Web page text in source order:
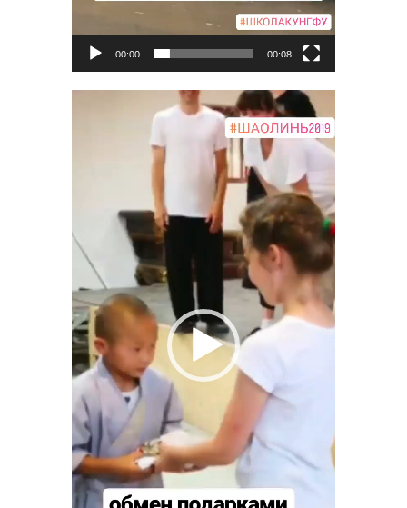
00:00 00:08